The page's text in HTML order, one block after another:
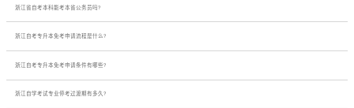
浙江省自考本科能考本省公务员吗?
浙江自考专升本免考申请流程是什么?
浙江自考专升本免考申请条件有哪些?
浙江自学考试专业停考过渡期有多久?